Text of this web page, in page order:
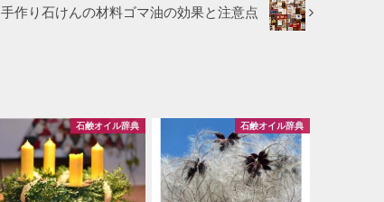
手作り石けんの材料ゴマ油の効果と注意点
石鹸オイル辞典 石鹸オイル辞典